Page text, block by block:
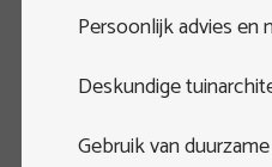
Persoonlijk advies en
Deskundige
Gebruik van